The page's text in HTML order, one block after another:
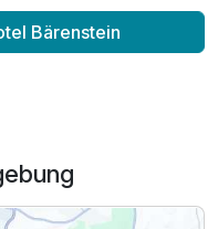
Bärenstein